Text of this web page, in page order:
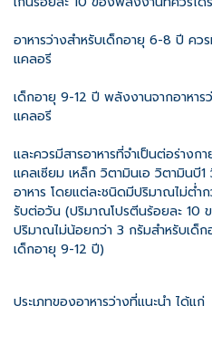
อาหารว่างสำหรับเด็กอายุ 6-8 ปี ค
แคลอรี
เด็กอายุ 9-12 ปี พลังงานจากอาหาร
แคลอรี
และควรมีสารอาหารที่จำเป็นต่อร่าง
แคลเซียม เหล็ก วิตามินเอ วิตามินบี
อาหาร โดยแต่ละชนิดมีปริมาณไม่ต่ำ
รับต่อวัน (ปริมาณโปรตีนร้อยละ 10
ปริมาณไม่น้อยกว่า 3 กรัมสำหรับเด็
เด็กอายุ 9-12 ปี)
ประเภทของอาหารว่างที่แนะนำ ได้แก่